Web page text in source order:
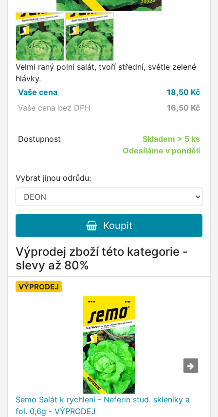
Velmi raný polní salát, tvoří střední, světle zelené
hlávky.
Vaše cena
18,50 Kč
Vaše cena bez DPH
16,50 Kč
Dostupnost Skladem > 5 ks
Odesíláme v pondělí
Vybrat jinou odrůdu:
Koupit
Výprodej zboží této kategorie -
slevy až 80%
VÝPRODEJ
Semo Salát k rychlení - Neferin stud. skleníky a
fol. 0,6g - VÝPRODEJ